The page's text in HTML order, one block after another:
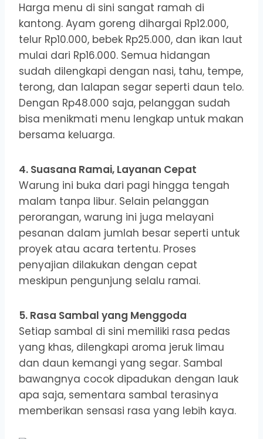
Harga menu di sini sangat ramah di
kantong. Ayam goreng dihargai Rp12.000,
telur Rp10.000, bebek Rp25.000, dan ikan laut
mulai dari Rp16.000. Semua hidangan
sudah dilengkapi dengan nasi, tahu, tempe,
terong, dan lalapan segar seperti daun telo.
Dengan Rp48.000 saja, pelanggan sudah
bisa menikmati menu lengkap untuk makan
bersama keluarga.
4. Suasana Ramai, Layanan Cepat
Warung ini buka dari pagi hingga tengah
malam tanpa libur. Selain pelanggan
perorangan, warung ini juga melayani
pesanan dalam jumlah besar seperti untuk
proyek atau acara tertentu. Proses
penyajian dilakukan dengan cepat
meskipun pengunjung selalu ramai.
5. Rasa Sambal yang Menggoda
Setiap sambal di sini memiliki rasa pedas
yang khas, dilengkapi aroma jeruk limau
dan daun kemangi yang segar. Sambal
bawangnya cocok dipadukan dengan lauk
apa saja, sementara sambal terasinya
memberikan sensasi rasa yang lebih kaya.